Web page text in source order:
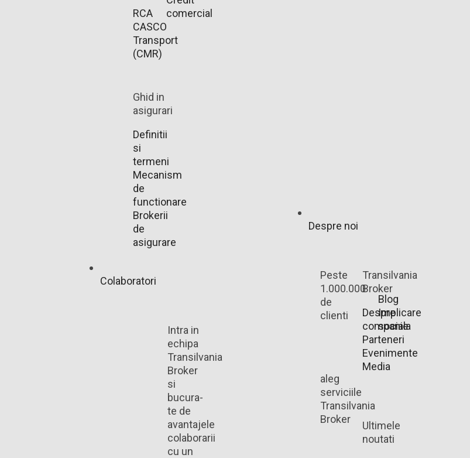
RCA
CASCO
Transport
(CMR)
comercial
Ghid in
asigurari
Definitii
si
termeni
Mecanism
de
functionare
Brokerii
de
asigurare
Colaboratori
Intra in
echipa
Transilvania
Broker
si
bucura-
te de
avantajele
colaborarii
cu un
Despre noi
Peste
1.000.000
de
clienti
aleg
serviciile
Transilvania
Broker
Transilvania
Broker
Despre
companie
Parteneri
Evenimente
Media
Blog
Implicare
sociala
Ultimele
noutati